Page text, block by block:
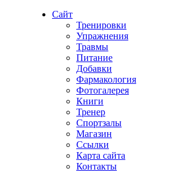
Сайт
Тренировки
Упражнения
Травмы
Питание
Добавки
Фармакология
Фотогалерея
Книги
Тренер
Спортзалы
Магазин
Ссылки
Карта сайта
Контакты